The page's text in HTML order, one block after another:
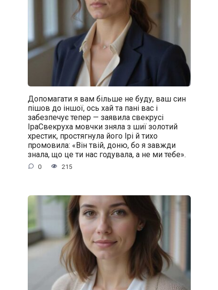
Допомагати я вам більше не буду, ваш син
пішов до іншої, ось хай та пані вас і
забезпечує тепер — заявила свекрусі
ІраСвекруха мовчки зняла з шиї золотий
хрестик, простягнула його Ірі й тихо
промовила: «Він твій, доню, бо я завжди
знала, що це ти нас годувала, а не ми тебе».
0 215